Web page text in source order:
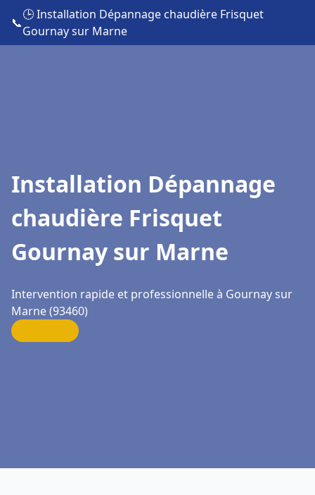
📞
🕒 Installation Dépannage chaudière Frisquet
Gournay sur Marne
Installation Dépannage
chaudière Frisquet
Gournay sur Marne
Intervention rapide et professionnelle à Gournay sur
Marne (93460)